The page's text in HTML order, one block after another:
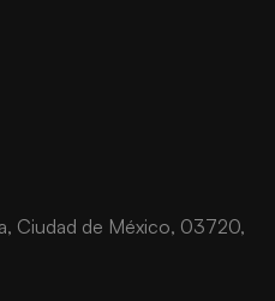
Ciudad de México, 03720,